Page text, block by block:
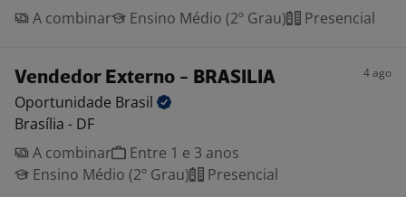
A combinar
Ensino Médio (2º Grau) Presencial
Vendedor Externo - BRASILIA 4 ago
Oportunidade Brasil
Brasília - DF
A combinar
Entre 1 e 3 anos
Ensino Médio (2º Grau)
Presencial